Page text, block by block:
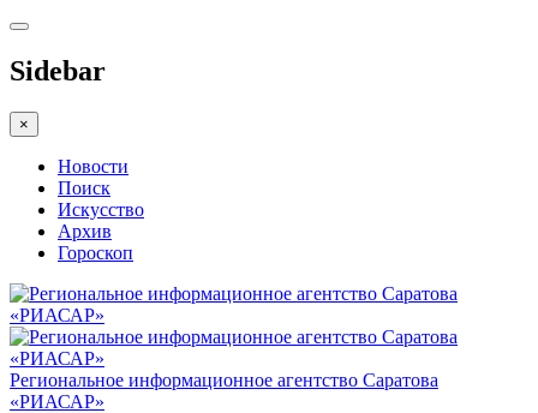
Sidebar
×
Новости
Поиск
Искусство
Архив
Гороскоп
Региональное информационное агентство Саратова
«РИАСАР»